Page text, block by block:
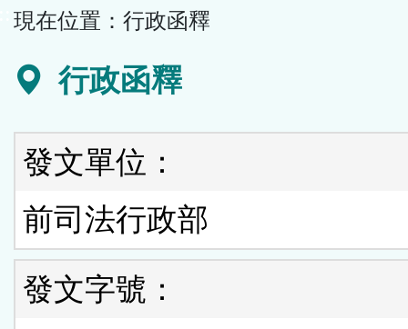
區
現在位置： 行政函釋
行政函釋
發文單位：
前司法行政部
發文字號：